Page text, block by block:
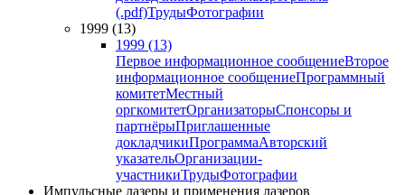
(.pdf)ТрудыФотографии
1999 (13)
1999 (13)
Первое информационное сообщениеВторое
информационное сообщениеПрограммный
комитетМестный
оргкомитетОрганизаторыСпонсоры и
партнёрыПриглашенные
докладчикиПрограммаАвторский
указательОрганизации-
участникиТрудыФотографии
Импульсные лазеры и применения лазеров